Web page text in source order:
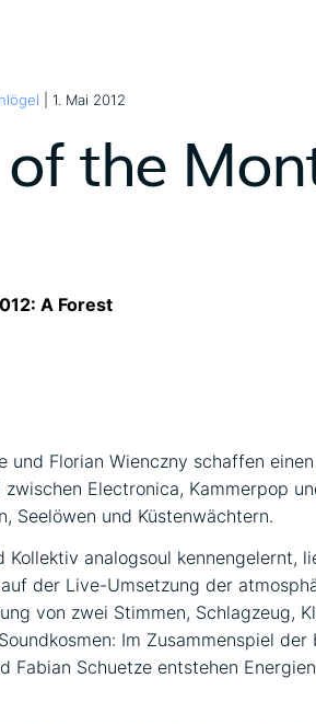
| 1. Mai 2012
of the
A Forest
und Florian Wienczny schaffen
Electronica, Kammerpop
Seelöwen und Küstenwächtern.
analogsoul kennengelernt,
der Live-Umsetzung der
von zwei Stimmen, Schlagzeug,
Im Zusammenspiel der
Fabian Schuetze entstehen